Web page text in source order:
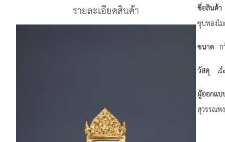
รายละเอียดสินค้า ชื่อสินค้า
ชุบทองไ
ขนาด
วัสดุ
เ
ผู้ออกแ
สุวรรณพ